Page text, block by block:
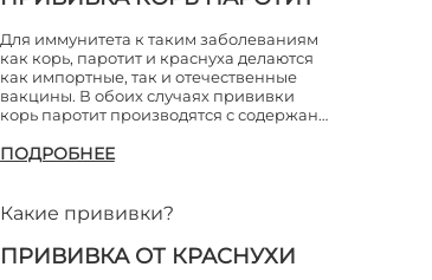
Для иммунитета к таким заболеваниям
как корь, паротит и краснуха делаются
как импортные, так и отечественные
вакцины. В обоих случаях прививки
корь паротит производятся с содержан…
ПОДРОБНЕЕ
Какие прививки?
ПРИВИВКА ОТ КРАСНУХИ